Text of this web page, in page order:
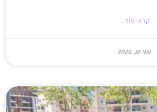
קראו עוד...
מאי 18, 2026